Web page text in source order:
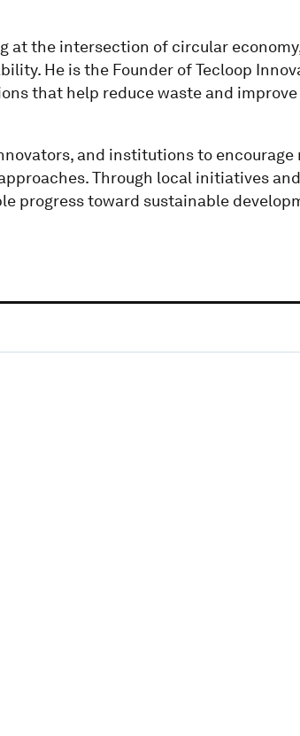
at the intersection of circular
He is the Founder of Tecloop
that help reduce waste and
and institutions to encourage
Through local initiatives
progress toward sustainable